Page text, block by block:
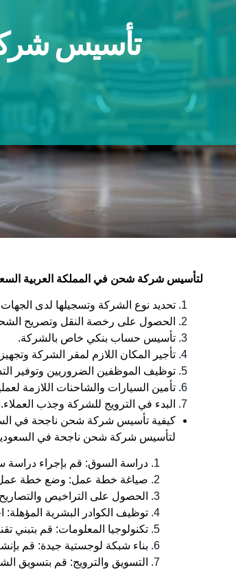
تأسيس
لتأسيس شركة شحن في المملكة العربية
تحديد نوع الشركة وتسجيلها لدى
الحصول على رخصة النقل وتصريح
تأسيس حساب بنكي خاص بالشركة.
تأجير المكان اللازم لمقر الشركة
توظيف الموظفين الضروريين وتوفير
تأمين السيارات والشاحنات اللازمة
البدء في الترويج للشركة وجذب العملاء.
كيفية تأسيس شركة شحن ناجحة في
لتأسيس شركة شحن ناجحة في السعودية،
دراسة السوق: قم بإجراء دراسة
صياغة خطة عمل: وضع خطة عمل
الحصول على التراخيص
توظيف الكوادر البشرية
تكنولوجيا المعلومات: قم بتبني
بناء شبكة لوجستية جيدة: قم
التسويق والترويج: قم بتسويق